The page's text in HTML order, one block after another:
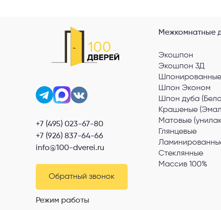
+7 (495) 023-67-80
+7 (926) 837-64-66
info@100-dverei.ru
Обратный звонок
Режим работы
Межкомнатные
Экошпон
Экошпон 3Д
Шпонированные
Шпон Эконом
Шпон дуба
Крашеные
Матовые
Глянцевые
Стеклянные
Массив 100%